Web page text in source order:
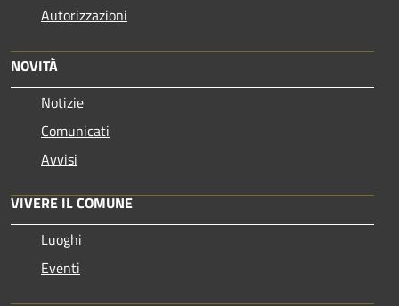
Autorizzazioni
NOVITÀ
Notizie
Comunicati
Avvisi
VIVERE IL COMUNE
Luoghi
Eventi